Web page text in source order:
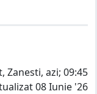
Zanesti, azi; 09:45
08 Iunie '26